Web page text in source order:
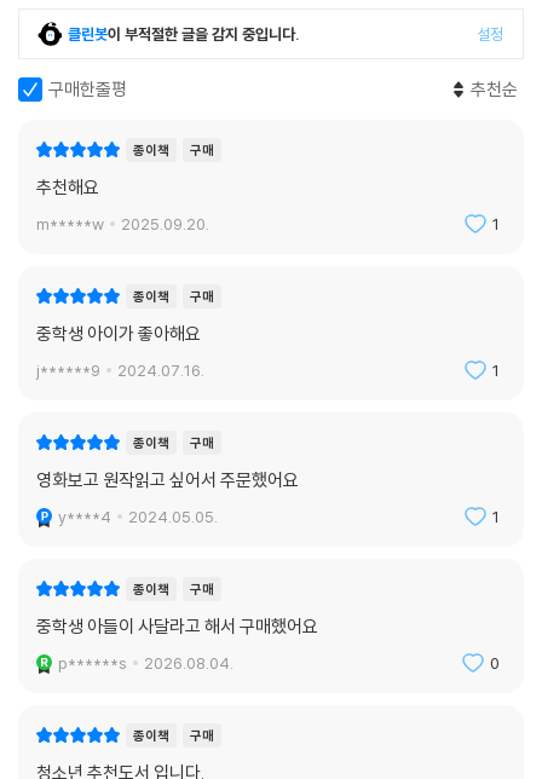
클린봇이 부적절한 글을 감지 중입니다. 설정
구매한줄평 추천순
종이책 구매
추천해요
m*****w 2025.09.20. 1
종이책 구매
중학생 아이가 좋아해요
j******9 2024.07.16. 1
종이책 구매
영화보고 원작읽고 싶어서 주문했어요
y****4 2024.05.05. 1
종이책 구매
중학생 아들이 사달라고 해서 구매했어요
p******s 2026.08.04. 0
종이책 구매
청소년 추천도서 입니다.